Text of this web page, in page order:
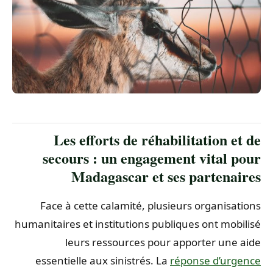
Les efforts de réhabilitation et de
secours : un engagement vital pour
Madagascar et ses partenaires
Face à cette calamité, plusieurs organisations
humanitaires et institutions publiques ont mobilisé
leurs ressources pour apporter une aide
essentielle aux sinistrés. Laréponse d’urgence